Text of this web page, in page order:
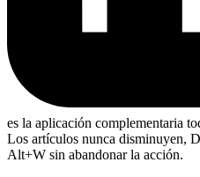
es la aplicación complementaria
Los artículos nunca disminuyen,
Alt+W sin abandonar la acción.